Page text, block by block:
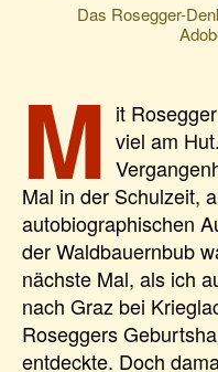
Das Rosegger-
M it
viel am
Mal in der Schulzeit,
autobiographischen
der Waldbauernbub
nächste Mal, als ich
nach Graz bei
Roseggers
entdeckte. Doch